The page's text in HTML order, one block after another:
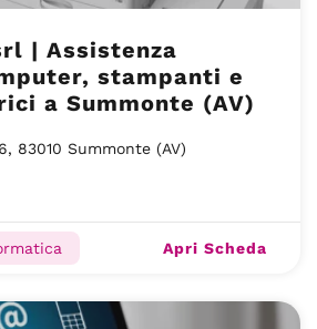
| Assistenza
stampanti e
a Summonte (AV)
83010 Summonte (AV)
Apri Scheda